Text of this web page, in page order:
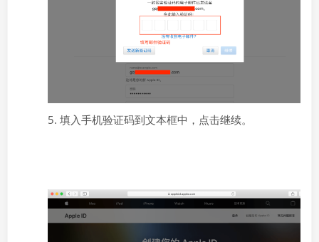
5. 填入手机验证码到文本框中，点击继续。